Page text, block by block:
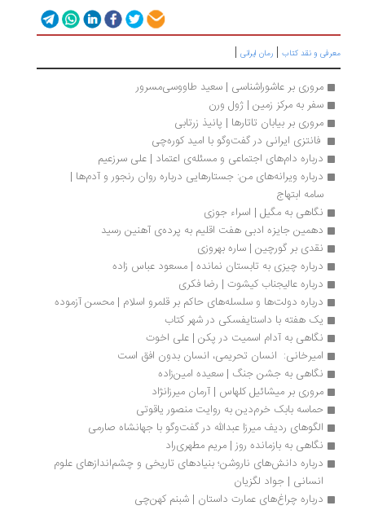
و نقد کتاب|رمان ایرانی|
مروری بر عاشوراشناسی | سعید طاووسی‌مسرور
سفر به مرکز زمین | ژول ورن
مروری بر بیابان تاتارها | پانیذ زرتابی
فانتزی ایرانی در گفت‌وگو با امید کوره‌چی
درباره دام‏‌های اجتماعی و مسئله‌ی اعتماد | علی سرزعیم
درباره ویرانه‌های من: جستارهایی درباره‌ روان رنجور و آدم‌ها |
سامه ابتهاج
نگاهی به مگیل | اسراء جوزی
دهمین جایزه ادبی هفت اقلیم به پرده‌ی آهنین رسید
نقدی بر گورچین | ساره بهروزی
درباره چیزی به تابستان نمانده | مسعود عباس زاده
درباره عالیجناب کیشوت | رضا فکری
درباره دولت‌ها و سلسله‌های حاکم بر قلمرو اسلام | محسن آزموده
یک هفته با داستایفسکی در شهر کتاب
نگاهی به آدام اسمیت در پکن | علی اخوت
امیرخانی:  انسان تحریمی، انسان بدون افق است
نگاهی به جشن جنگ | سعیده امین‌زاده
مروری بر میشائیل کلهاس | آرمان میرزانژاد
حماسه بابک خرم‌دین به روایت منصور یاقوتی
الگوهای ردیف میرزا عبدالله در گفت‌وگو با جهانشاه صارمی
نگاهی به بازمانده روز | مریم مطهری‌راد
درباره دانش‌های ناروشن؛ بنیادهای تاریخی و چشم‌اندازهای علوم
انسانی | جواد لگزیان
درباره چراغ‌های عمارت داستان | شبنم کهن‌چی